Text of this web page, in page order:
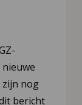
zijn nog
bericht